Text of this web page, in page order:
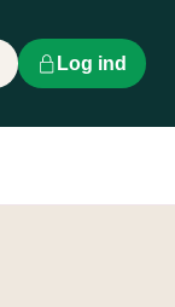
Log ind